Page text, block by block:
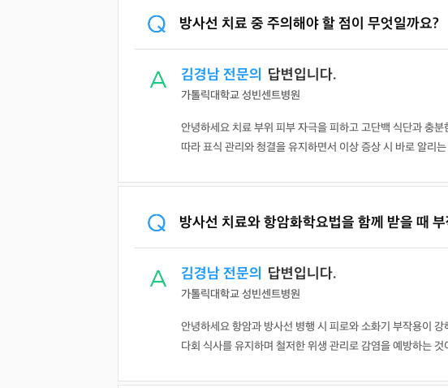
방사선 치료 중 주의해야 할 점이 무엇일까요?
김경남 전문의 답변입니다.
가톨릭대학교 성빈센트병원
안녕하세요 치료 부위 피부 자극을 피하고 고단백 식단과 충
따라 표식 관리와 청결을 유지하면서 이상 증상 시 바로 알리
방사선 치료와 항암화학요법을 함께 받을 때
김경남 전문의 답변입니다.
가톨릭대학교 성빈센트병원
안녕하세요 항암과 방사선 병행 시 피로와 소화기 부작용이
다회 식사를 유지하며 철저한 위생 관리로 감염을 예방하는 것